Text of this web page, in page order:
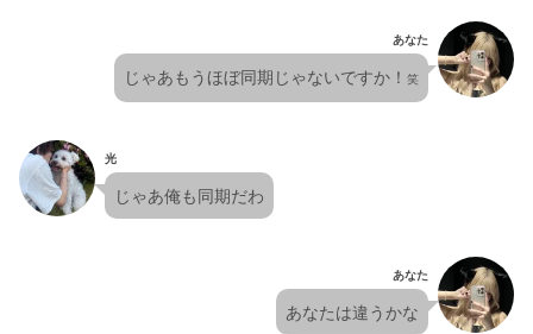
あなた
じゃあもうほぼ同期じゃないですか！ 笑
光
じゃあ俺も同期だわ
あなた
あなたは違うかな